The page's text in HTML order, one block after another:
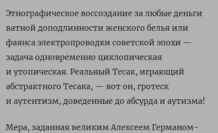
Этнографическое воссоздание за любые деньги
ватной доподлинности женского белья или
фаянса электропроводки советской эпохи —
задача одновременно циклопическая
и утопическая. Реальный Тесак, играющий
абстрактного Тесака, — вот он, гротеск
и аутентизм, доведенные до абсурда и аутизма!
Мера, заданная великим Алексеем Германом-